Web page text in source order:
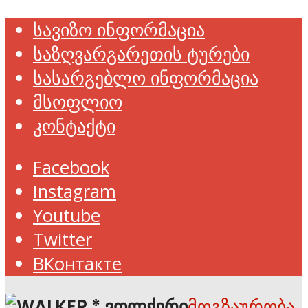
სავიზო ინფორმაცია
საზღვარგარეთის ტურები
სასარგებლო ინფორმაცია
მსოფლიო
კონტაქტი
Facebook
Instagram
Youtube
Twitter
ВКонтакте